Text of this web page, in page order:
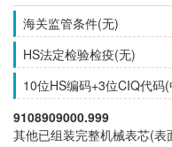
海关监管条件(无)
HS法定检验检疫(无)
10位HS编码+3位CIQ代码
9108909000.999
其他已组装完整机械表芯(